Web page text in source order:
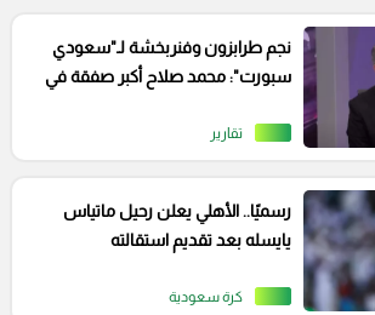
تقارير
نجم طرابزون وفنربخشة لـ"سعودي
سبورت": محمد صلاح أكبر صفقة في
كرة سعودية
رسميًا.. الأهلي يعلن رحيل ماتياس
يايسله بعد تقديم استقالته